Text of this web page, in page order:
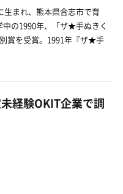
生まれ、熊本県合志市で育
の1990年、「ザ★手ぬきく
賞を受賞。1991年『ザ★手
経験OKIT企業で調